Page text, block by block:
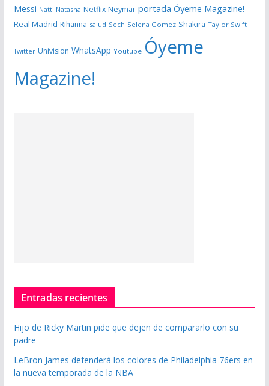
Messi Natti Natasha Netflix Neymar portada Óyeme Magazine!
Real Madrid Rihanna salud Sech Selena Gomez Shakira Taylor Swift
Twitter Univision WhatsApp Youtube Óyeme
Magazine!
Entradas recientes
Hijo de Ricky Martin pide que dejen de compararlo con su
padre
LeBron James defenderá los colores de Philadelphia 76ers en
la nueva temporada de la NBA